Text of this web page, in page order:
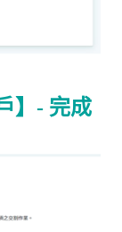
】 - 完成